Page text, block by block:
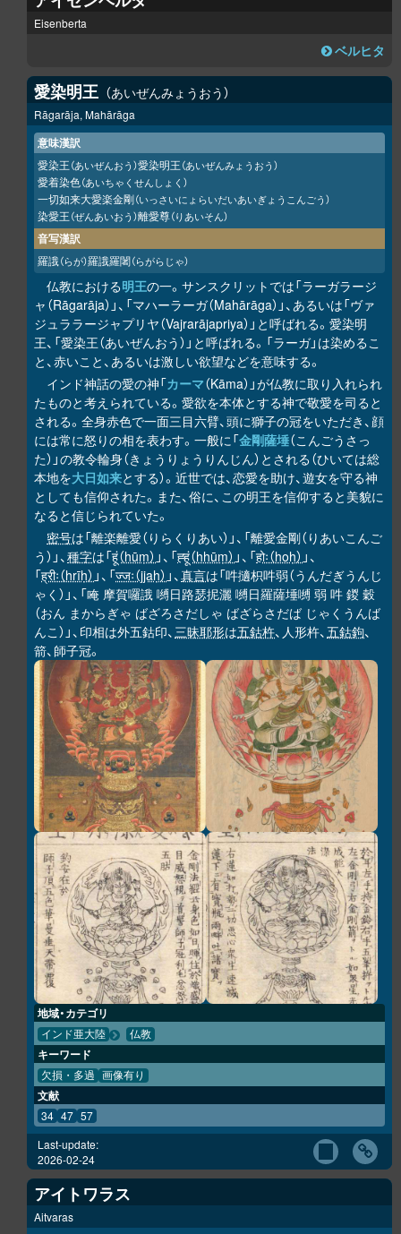
Eisenberta
ベルヒタ
愛染明王 あいぜんみょうおう
Rāgarāja, Mahārāga
意味漢訳
愛染王（あいぜんおう）愛染明王（あいぜんみょうおう）
愛着染色（あいちゃくせんしょく）
一切如来大愛楽金剛（いっさいにょらいだいあいぎょうこんごう）
染愛王（ぜんあいおう）離愛尊（りあいそん）
音写漢訳
羅誐（らが）羅誐羅闍（らがらじゃ）
仏教における明王の一。サンスクリットでは「ラーガラージ
ャ（Rāgarāja）」、「マハーラーガ（Mahārāga）」、あるいは「ヴァ
ジュララージャプリヤ（Vajrarājapriya）」と呼ばれる。愛染明
王、「愛染王（あいぜんおう）」と呼ばれる。「ラーガ」は染めるこ
と、赤いこと、あるいは激しい欲望などを意味する。
インド神話の愛の神「カーマ（Kāma）」が仏教に取り入れられ
たものと考えられている。愛欲を本体とする神で敬愛を司ると
される。全身赤色で一面三目六臂、頭に獅子の冠をいただき、顔
には常に怒りの相を表わす。一般に「金剛薩埵（こんごうさっ
た）」の教令輪身（きょうりょうりんじん）とされる（ひいては総
本地を大日如来とする）。近世では、恋愛を助け、遊女を守る神
としても信仰された。また、俗に、この明王を信仰すると美貌に
なると信じられていた。
密号は「離楽離愛（りらくりあい）」、「離愛金剛（りあいこんご
う）」、種字は「हूं（hūṃ） 」、「ह्हूं（hhūṃ） 」、「होः（hoḥ） 」、
「ह्रीः（hrīḥ） 」、「ज्जः（jjaḥ） 」、真言は「吽擿枳吽弱（うんだぎうんじ
ゃく）」、「唵 摩賀囉誐 嚩日路瑟抳灑 嚩日羅薩埵嚩 弱 吽 鍐 穀
（おん まからぎゃ ばざろさだしゃ ばざらさだば じゃくうんば
んこ）」、印相は外五鈷印、三昧耶形は五鈷杵、人形杵、五鈷鉤、
箭、師子冠。
地域・カテゴリ
インド亜大陸 仏教
キーワード
欠損・多過 画像有り
文献
34 47 57
Last-update:
2026-02-24
アイトワラス
Aitvaras